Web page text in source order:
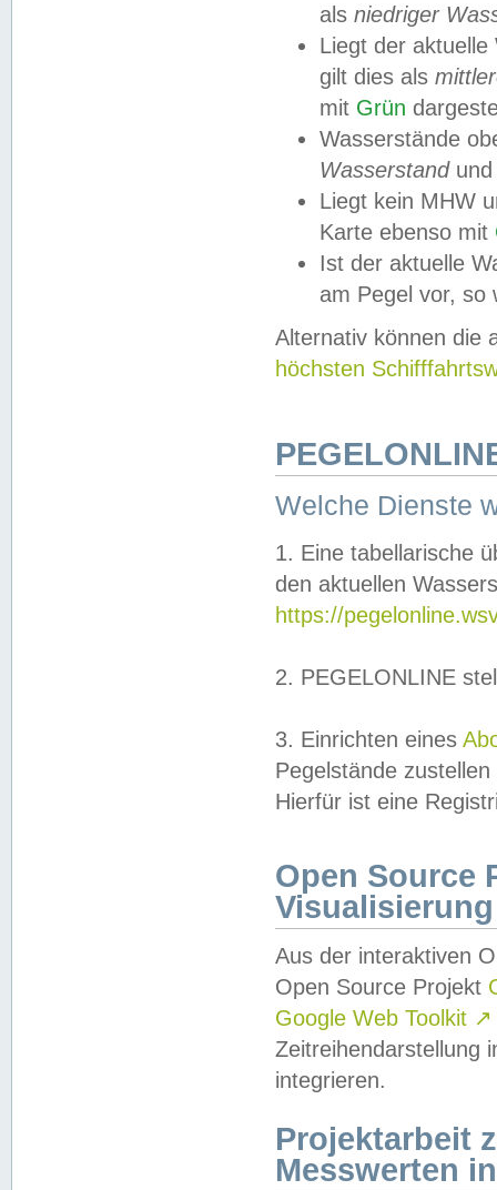
als niedriger
Liegt der
gilt dies als
mit Grün
Wasserstände
Wasserstandund
Liegt kein MHW
Karte ebenso mit
Ist der aktuelle
am Pegel vor,
Alternativ können die
höchsten
Welche Dienste
1. Eine tabellarische
den aktuellen
https://
2. PEGELONLINE
3. Einrichten eines
Pegelstände
Hierfür ist eine
Open Source
Visualisierung
Aus der interaktiven
Open Source Projekt
Google Web Toolkit ↗
Zeitreihendarstellung
integrieren.
Projektarbeit
Messwerten